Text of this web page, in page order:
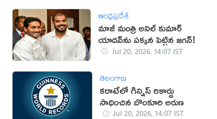
ఆంధ్రప్రదేశ్
మాజీ మంత్రి అనిల్ కుమార్
యాదవ్‌ను పక్కన పెట్టిన జగన్!
Jul 20, 2026, 14:07 IST
తెలంగాణ
కరాటేలో గిన్నిస్ రికార్డు
సాధించిన బొంకూరి అరుణ
Jul 20, 2026, 14:07 IST